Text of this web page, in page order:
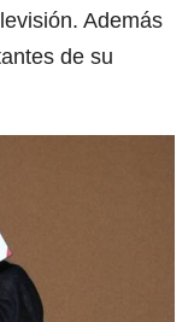
Además
de su